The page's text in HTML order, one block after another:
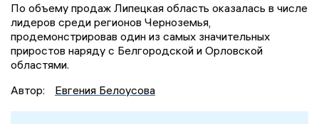
По объему продаж Липецкая область оказалась в числе
лидеров среди регионов Черноземья,
продемонстрировав один из самых значительных
приростов наряду с Белгородской и Орловской
областями.
Автор:
Евгения Белоусова